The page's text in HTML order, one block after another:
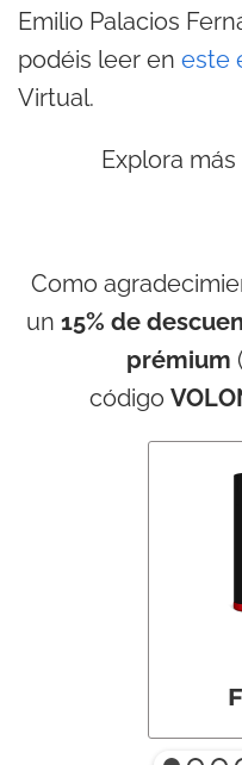
Emilio Palacios
podéis leer en este
Virtual.
Explora más
Como
un 15% de
prémium
código